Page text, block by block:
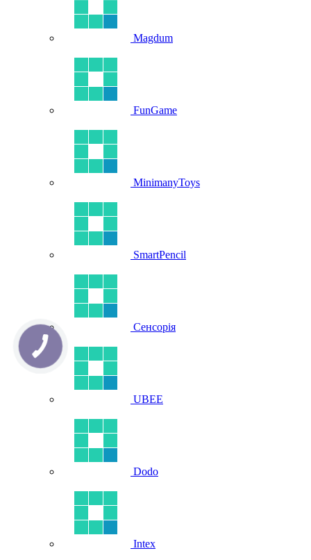
Magdum
FunGame
MinimanyToys
SmartPencil
Сенсорія
UBEE
Dodo
Intex